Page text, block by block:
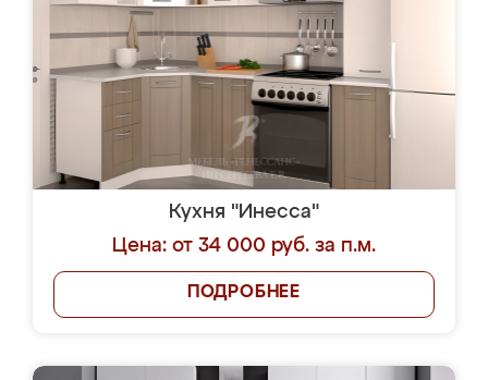
Кухня "Инесса"
Цена: от 34 000 руб. за п.м.
ПОДРОБНЕЕ